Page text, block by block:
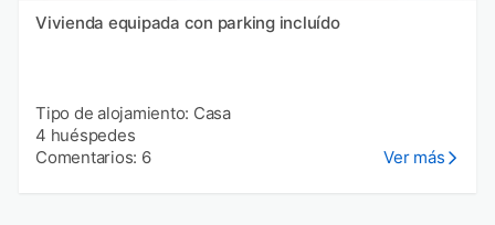
Vivienda equipada con parking incluído
Tipo de alojamiento: Casa
4 huéspedes
Comentarios: 6
Ver más